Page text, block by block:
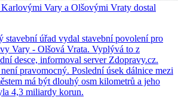
Vary a Olšovými Vraty dostal
stavební úřad vydal stavební povolení pro
Vary - Olšová Vrata. Vyplývá to z
desce, informoval server Zdopravy.cz.
pravomocný. Poslední úsek dálnice mezi
má být dlouhý osm kilometrů a jeho
4,3 miliardy korun.